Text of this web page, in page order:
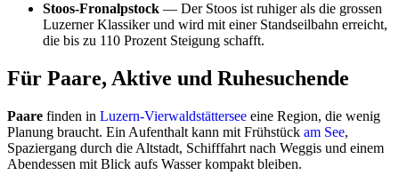
Stoos-Fronalpstock — Der Stoos ist ruhiger als die grossen
Luzerner Klassiker und wird mit einer Standseilbahn erreicht,
die bis zu 110 Prozent Steigung schafft.
Für Paare, Aktive und Ruhesuchende
Paare finden in Luzern-Vierwaldstättersee eine Region, die wenig
Planung braucht. Ein Aufenthalt kann mit Frühstück am See,
Spaziergang durch die Altstadt, Schifffahrt nach Weggis und einem
Abendessen mit Blick aufs Wasser kompakt bleiben.